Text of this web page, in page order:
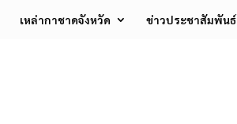
เหล่ากาชาดจังหวัด ข่าวประชาสัมพันธ์